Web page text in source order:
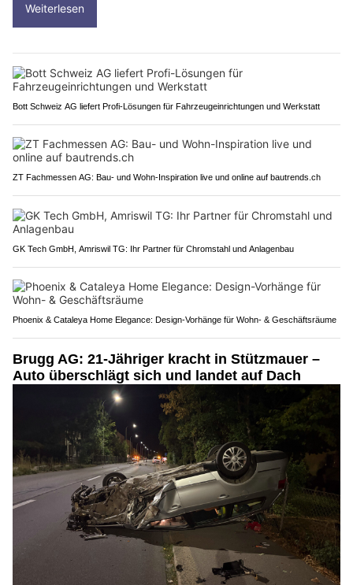
Weiterlesen
Bott Schweiz AG liefert Profi-Lösungen für Fahrzeugeinrichtungen und Werkstatt
ZT Fachmessen AG: Bau- und Wohn-Inspiration live und online auf bautrends.ch
GK Tech GmbH, Amriswil TG: Ihr Partner für Chromstahl und Anlagenbau
Phoenix & Cataleya Home Elegance: Design-Vorhänge für Wohn- & Geschäftsräume
Brugg AG: 21-Jähriger kracht in Stützmauer –
Auto überschlägt sich und landet auf Dach